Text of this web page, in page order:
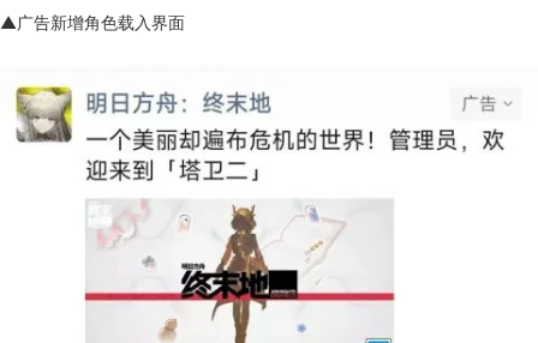
▲广告新增角色载入界面